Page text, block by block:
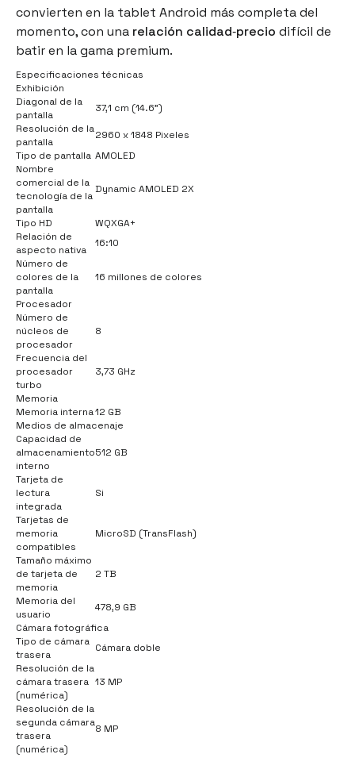
convierten en la tablet Android más completa del
momento, con una relación calidad‑precio difícil de
batir en la gama premium.
Especificaciones técnicas
Exhibición
Diagonal de la
pantalla
37,1 cm (14.6")
Resolución de la
pantalla
2960 x 1848 Pixeles
Tipo de pantalla AMOLED
Nombre
comercial de la
tecnología de la
pantalla
Dynamic AMOLED 2X
Tipo HD
WQXGA+
Relación de
aspecto nativa
16:10
Número de
colores de la
pantalla
16 millones de colores
Procesador
Número de
núcleos de
procesador
8
Frecuencia del
procesador
turbo
3,73 GHz
Memoria
Memoria interna12 GB
Medios de almacenaje
Capacidad de
almacenamiento
interno
512 GB
Tarjeta de
lectura
integrada
Si
Tarjetas de
memoria
compatibles
MicroSD (TransFlash)
Tamaño máximo
de tarjeta de
memoria
2 TB
Memoria del
usuario
478,9 GB
Cámara fotográfica
Tipo de cámara
trasera
Cámara doble
Resolución de la
cámara trasera
(numérica)
13 MP
Resolución de la
segunda cámara
trasera
(numérica)
8 MP